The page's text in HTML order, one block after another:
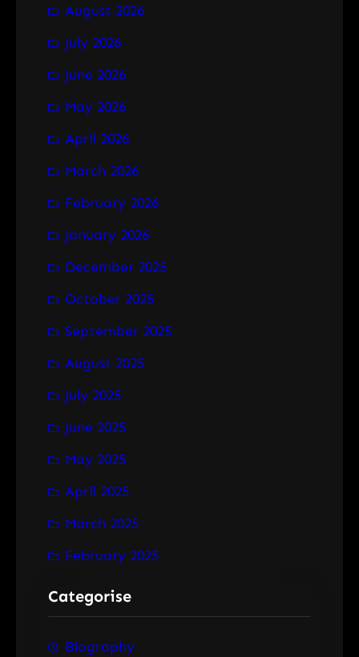
c
h
August 2026
July 2026
June 2026
May 2026
April 2026
March 2026
February 2026
January 2026
December 2025
October 2025
September 2025
August 2025
July 2025
June 2025
May 2025
April 2025
March 2025
February 2025
Categorise
Biography